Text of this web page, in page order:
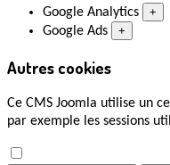
Google Analytics +
Google Ads +
Autres cookies
Ce CMS Joomla utilise un
par exemple les sessions